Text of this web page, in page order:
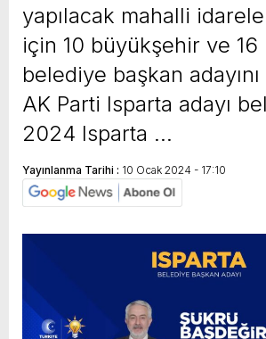
yapılacak mahalli
için 10 büyükşehir ve 16
belediye başkan adayını
AK Parti Isparta adayı
2024 Isparta …
Yayınlanma Tarihi : 10 Ocak 2024 - 17:10